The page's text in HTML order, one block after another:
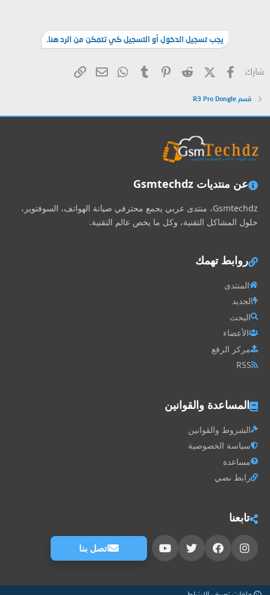
يجب تسجيل الدخول أو التسجيل كي تتمكن من الرد هنا.
شارك: فيسبوكX (Twitter)
Reddit
Pinterest
Tumblr
WhatsAppالبريد الإلكتروني
الرابط
قسم R3 Pro Dongle
عن منتديات Gsmtechdz
Gsmtechdz، منتدى عربي يجمع محترفي صيانة الهواتف، السوفتوير،
حلول المشاكل التقنية، وكل ما يخص عالم التقنية.
روابط تهمك
المنتدى
الجديد
البحث
الأعضاء
مركز الرفع
RSS
المساعدة والقوانين
الشروط والقوانين
سياسة الخصوصية
مساعدة
رابط نصي
تابعنا
اتصل بنا